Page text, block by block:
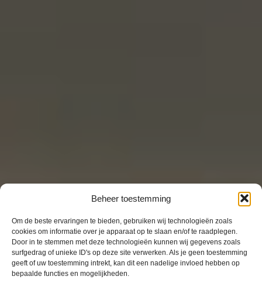
Beheer toestemming
Om de beste ervaringen te bieden, gebruiken wij technologieën zoals
cookies om informatie over je apparaat op te slaan en/of te raadplegen.
Door in te stemmen met deze technologieën kunnen wij gegevens zoals
surfgedrag of unieke ID's op deze site verwerken. Als je geen toestemming
geeft of uw toestemming intrekt, kan dit een nadelige invloed hebben op
bepaalde functies en mogelijkheden.